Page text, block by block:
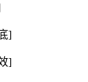
]
]